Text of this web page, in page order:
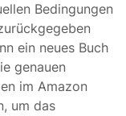
Bedingungen
ein neues Buch
genauen
im Amazon
um das